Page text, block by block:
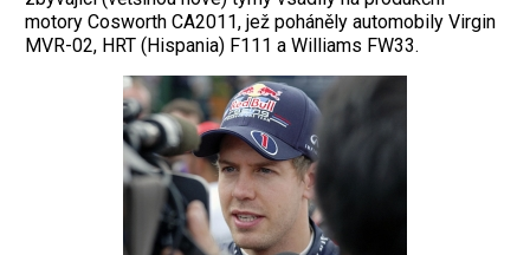
motory Cosworth CA2011, jež poháněly auto­mobily Virgin
MVR-02, HRT (His­pania) F111 a Williams FW33.